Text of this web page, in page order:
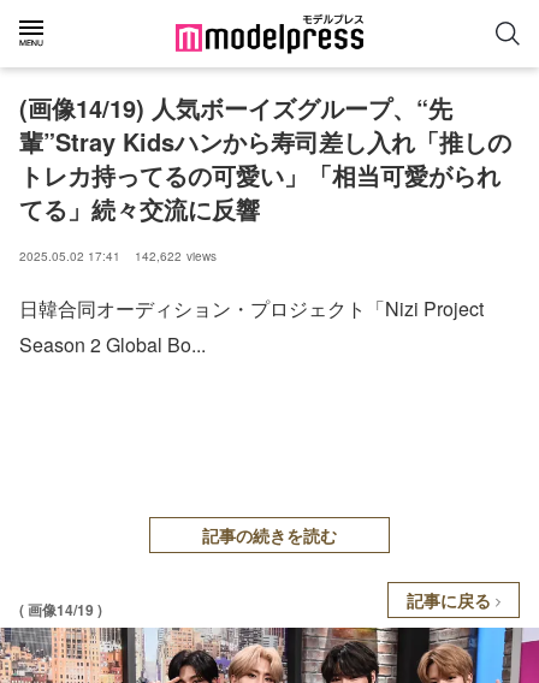
(画像14/19) 人気ボーイズグループ、“先
輩”Stray Kidsハンから寿司差し入れ「推しの
トレカ持ってるの可愛い」「相当可愛がられ
てる」続々交流に反響
2025.05.02 17:41 142,622 views
日韓合同オーディション・プロジェクト「Nizi Project
Season 2 Global Bo...
記事の続きを読む
( 画像14/19 ) 記事に戻る